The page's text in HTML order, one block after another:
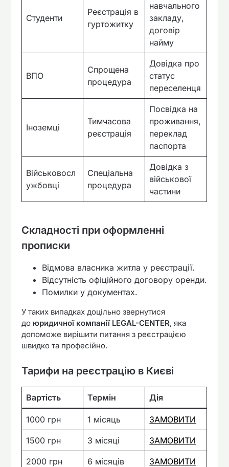
Студенти
Реєстрація в
гуртожитку
навчального
закладу,
договір
найму
ВПО
Спрощена
процедура
Довідка про
статус
переселенця
Іноземці
Тимчасова
реєстрація
Посвідка на
проживання,
переклад
паспорта
Військовосл
ужбовці
Спеціальна
процедура
Довідка з
військової
частини
Складності при оформленні
прописки
Відмова власника житла у реєстрації.
Відсутність офіційного договору оренди.
Помилки у документах.
У таких випадках доцільно звернутися
до юридичної компанії LEGAL-CENTER, яка
допоможе вирішити питання з реєстрацією
швидко та професійно.
Тарифи на реєстрацію в Києві
Вартість Термін Дія
1000 грн 1 місяць ЗАМОВИТИ
1500 грн 3 місяці ЗАМОВИТИ
2000 грн 6 місяців ЗАМОВИТИ